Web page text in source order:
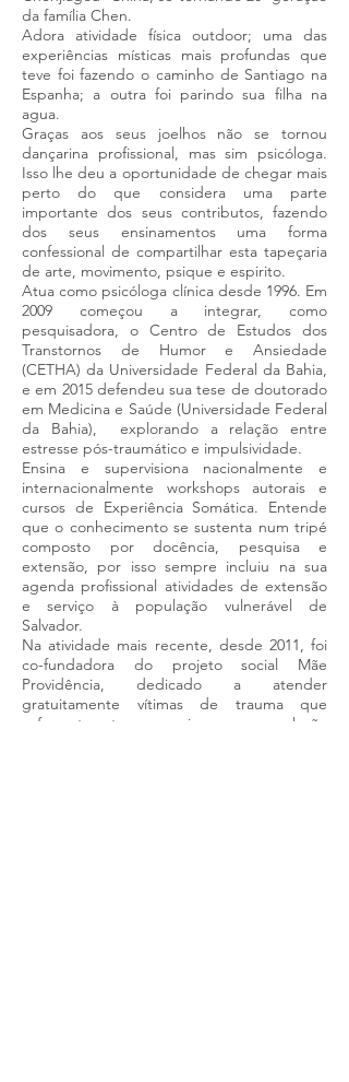
da família Chen.
Adora atividade física outdoor; uma das
experiências místicas mais profundas que
teve foi fazendo o caminho de Santiago na
Espanha; a outra foi parindo sua filha na
agua.
Graças aos seus joelhos não se tornou
dançarina profissional, mas sim psicóloga.
Isso lhe deu a oportunidade de chegar mais
perto do que considera uma parte
importante dos seus contributos, fazendo
dos seus ensinamentos uma forma
confessional de compartilhar esta tapeçaria
de arte, movimento, psique e espirito.
Atua como psicóloga clínica desde 1996. Em
2009 começou a integrar, como
pesquisadora, o Centro de Estudos dos
Transtornos de Humor e Ansiedade
(CETHA) da Universidade Federal da Bahia,
e em 2015 defendeu sua tese de doutorado
em Medicina e Saúde (Universidade Federal
da Bahia), explorando a relação entre
estresse pós-traumático e impulsividade.
Ensina e supervisiona nacionalmente e
internacionalmente workshops autorais e
cursos de Experiência Somática. Entende
que o conhecimento se sustenta num tripé
composto por docência, pesquisa e
extensão, por isso sempre incluiu na sua
agenda profissional atividades de extensão
e serviço à população vulnerável de
Salvador.
Na atividade mais recente, desde 2011, foi
co-fundadora do projeto social Mãe
Providência, dedicado a atender
gratuitamente vítimas de trauma que
sofrem transtornos ansiosos na população